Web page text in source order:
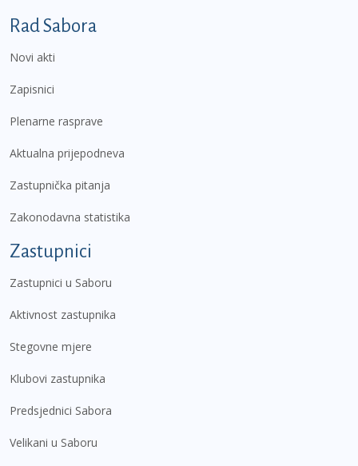
Podnožje prvi izbornik
Rad Sabora
Novi akti
Zapisnici
Plenarne rasprave
Aktualna prijepodneva
Zastupnička pitanja
Zakonodavna statistika
Zastupnici
Zastupnici u Saboru
Aktivnost zastupnika
Stegovne mjere
Klubovi zastupnika
Predsjednici Sabora
Velikani u Saboru